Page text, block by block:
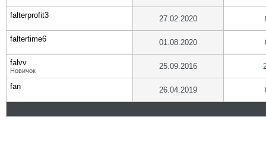
falterprofit3 27.02.2020
faltertime6 01.08.2020
falvv
Новичок 25.09.2016
fan 26.04.2019